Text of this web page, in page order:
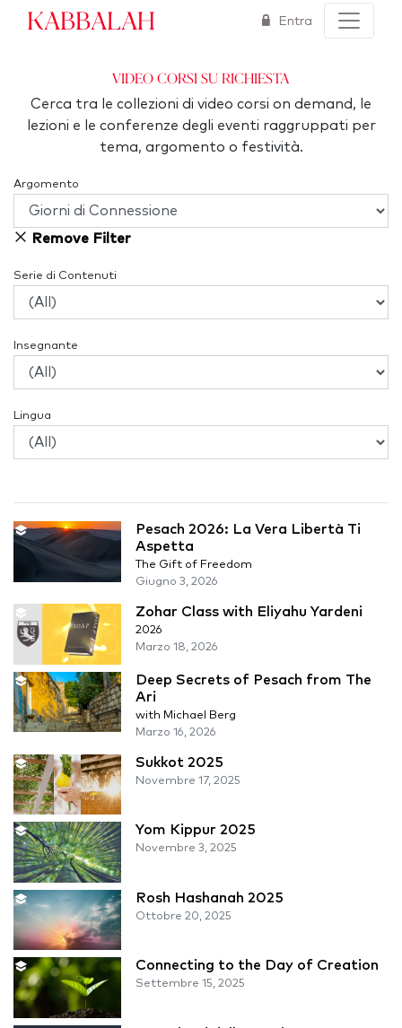
Kabbalah Entra
Video corsi su richiesta
Cerca tra le collezioni di video corsi on demand, le
lezioni e le conferenze degli eventi raggruppati per
tema, argomento o festività.
Argomento
Remove Filter
Serie di Contenuti
Insegnante
Lingua
Pesach 2026: La Vera Libertà Ti
Aspetta
The Gift of Freedom
Giugno 3, 2026
Zohar Class with Eliyahu Yardeni
2026
Marzo 18, 2026
Deep Secrets of Pesach from The
Ari
with Michael Berg
Marzo 16, 2026
Sukkot 2025
Novembre 17, 2025
Yom Kippur 2025
Novembre 3, 2025
Rosh Hashanah 2025
Ottobre 20, 2025
Connecting to the Day of Creation
Settembre 15, 2025